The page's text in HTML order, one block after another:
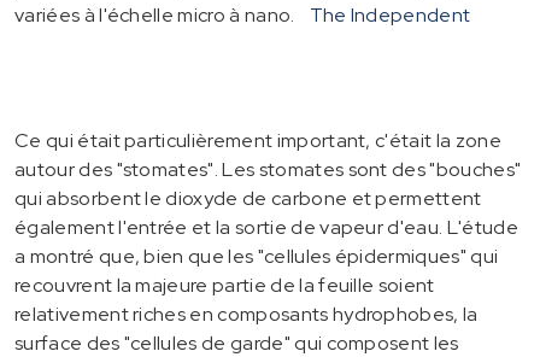
variées à l'échelle micro à nano.
The Independent
Ce qui était particulièrement important, c'était la zone
autour des "stomates". Les stomates sont des "bouches"
qui absorbent le dioxyde de carbone et permettent
également l'entrée et la sortie de vapeur d'eau. L'étude
a montré que, bien que les "cellules épidermiques" qui
recouvrent la majeure partie de la feuille soient
relativement riches en composants hydrophobes, la
surface des "cellules de garde" qui composent les